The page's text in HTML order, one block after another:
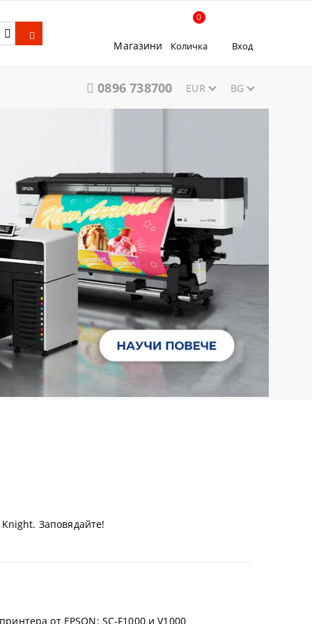
Магазини Количка
0
Вход
0896 738700 EUR BG
Заповядайте!
от EPSON: SC-F1000 и V1000